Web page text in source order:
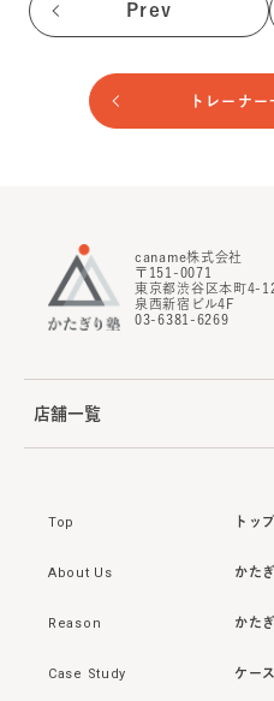
Prev
トレーナー
caname株式会社
〒151-0071
東京都渋谷区本町4-
泉西新宿ビル4F
03-6381-6269
店舗一覧
Top トッ
About Us かた
Reason かた
Case Study ケー